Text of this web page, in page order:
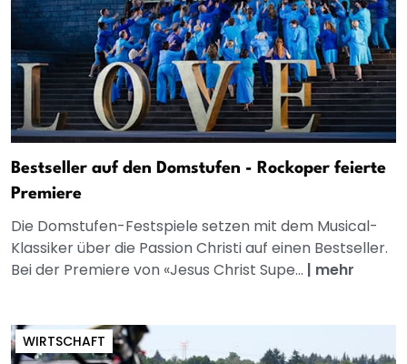
Bestseller auf den Domstufen - Rockoper feierte
Premiere
Die Domstufen-Festspiele setzen mit dem Musical-
Klassiker über die Passion Christi auf einen Bestseller.
Bei der Premiere von «Jesus Christ Supe... | mehr
WIRTSCHAFT